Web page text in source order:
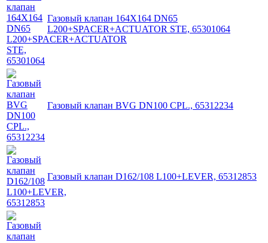
Газовый клапан 164X164 DN65
L200+SPACER+ACTUATOR STE, 65301064
Газовый клапан BVG DN100 CPL., 65312234
Газовый клапан D162/108 L100+LEVER, 65312853